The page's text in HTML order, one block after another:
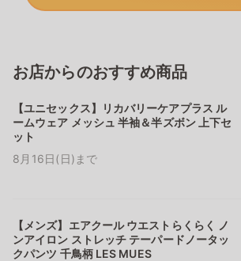
お店からのおすすめ商品
【ユニセックス】リカバリーケアプラス ル
ームウェア メッシュ 半袖＆半ズボン 上下セ
ット
8月16日(日)まで
【メンズ】エアクール ウエストらくらく ノ
ンアイロン ストレッチ テーパードノータッ
クパンツ 千鳥柄 LES MUES